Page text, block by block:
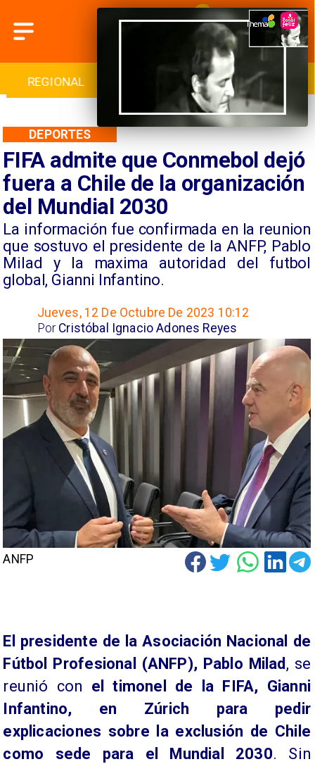
REGIONAL INTERNACIONAL DEPORTES
FIFA admite que Conmebol dejó
fuera a Chile de la organización
del Mundial 2030
La información fue confirmada en la reunion
que sostuvo el presidente de la ANFP, Pablo
Milad y la maxima autoridad del futbol
global, Gianni Infantino.
DEPORTES
Jueves, 12 De Octubre De 2023 10:12
Cristóbal Ignacio Adones Reyes
Por
ANFP
El presidente de la Asociación Nacional de
Fútbol Profesional (ANFP), Pablo Milad , se
reunió con el timonel de la FIFA, Gianni
Infantino, en Zúrich para pedir
explicaciones sobre la exclusión de Chile
como sede para el Mundial 2030. Sin